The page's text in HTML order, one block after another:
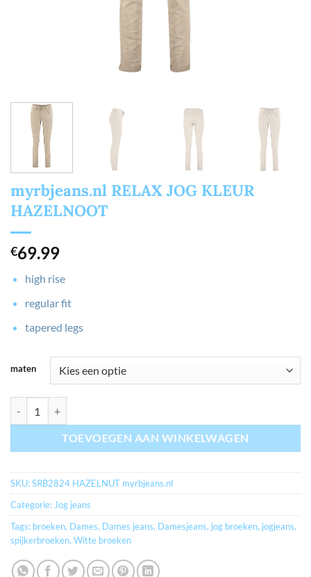
myrbjeans.nl RELAX JOG KLEUR
HAZELNOOT
€69.99
high rise
regular fit
tapered legs
maten
TOEVOEGEN AAN WINKELWAGEN
SKU:SRB2824 HAZELNUT myrbjeans.nl
Categorie:Jog jeans
Tags: broeken, Dames, Dames jeans, Damesjeans, jog broeken, jogjeans,
spijkerbroeken, Witte broeken